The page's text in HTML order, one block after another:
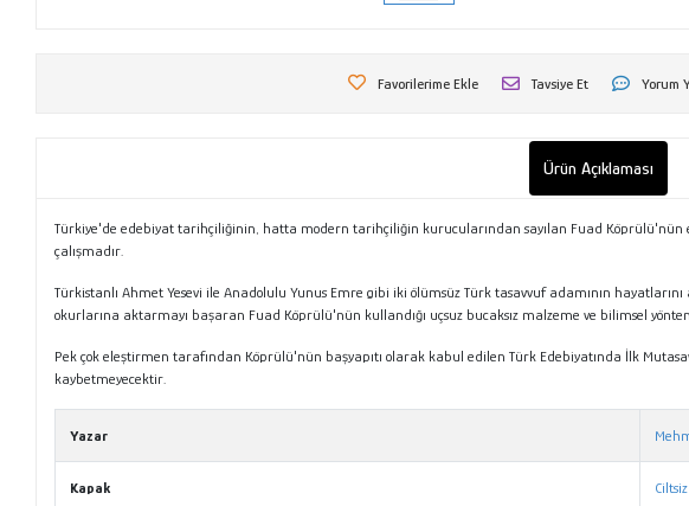
Favorilerime Ekle Tavsiye Et Yorum
Ürün Açıklaması
Türkiye'de edebiyat tarihçiliğinin, hatta modern tarihçiliğin kurucularından sayılan Fuad Köprülü'nün
çalışmadır.
Türkistanlı Ahmet Yesevi ile Anadolulu Yunus Emre gibi iki ölümsüz Türk tasavvuf adamının
okurlarına aktarmayı başaran Fuad Köprülü'nün kullandığı uçsuz bucaksız malzeme ve bilimsel
Pek çok eleştirmen tarafından Köprülü'nün başyapıtı olarak kabul edilen Türk Edebiyatında İlk
kaybetmeyecektir.
Yazar
Kapak Ciltsiz